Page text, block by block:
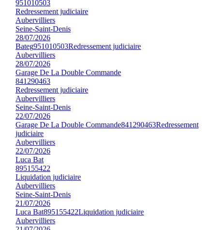
951010503
Redressement judiciaire
Aubervilliers
Seine-Saint-Denis
28/07/2026
Bateg951010503Redressement judiciaire
Aubervilliers
28/07/2026
Garage De La Double Commande
841290463
Redressement judiciaire
Aubervilliers
Seine-Saint-Denis
22/07/2026
Garage De La Double Commande841290463Redressement
judiciaire
Aubervilliers
22/07/2026
Luca Bat
895155422
Liquidation judiciaire
Aubervilliers
Seine-Saint-Denis
21/07/2026
Luca Bat895155422Liquidation judiciaire
Aubervilliers